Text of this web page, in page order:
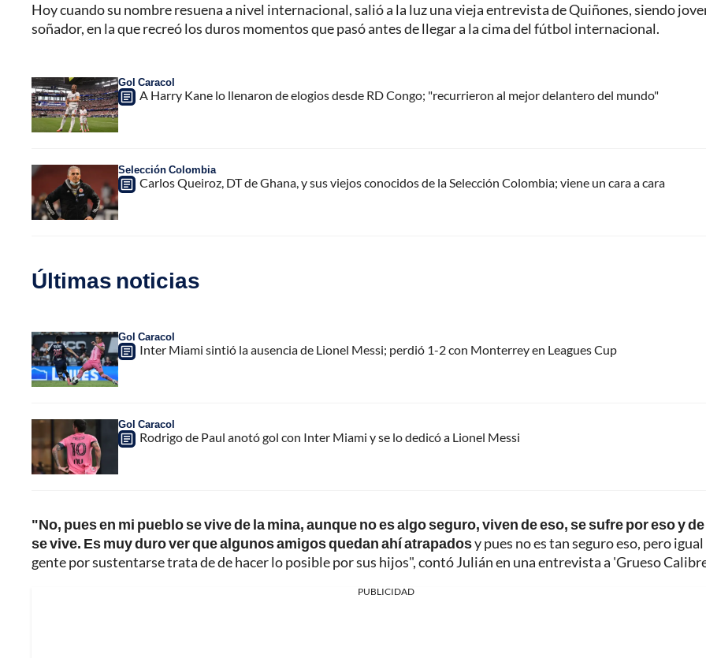
Hoy cuando su nombre resuena a nivel internacional, salió a la luz una vieja entrevista de Quiñones, siendo
soñador, en la que recreó los duros momentos que pasó antes de llegar a la cima del fútbol internacional.
Gol Caracol
A Harry Kane lo llenaron de elogios desde RD Congo; "recurrieron al mejor delantero del mundo"
Selección Colombia
Carlos Queiroz, DT de Ghana, y sus viejos conocidos de la Selección Colombia; viene un cara a cara
Últimas noticias
Gol Caracol
Inter Miami sintió la ausencia de Lionel Messi; perdió 1-2 con Monterrey en Leagues Cup
Gol Caracol
Rodrigo de Paul anotó gol con Inter Miami y se lo dedicó a Lionel Messi
"No, pues en mi pueblo se vive de la mina, aunque no es algo seguro, viven de eso, se sufre por eso y
se vive. Es muy duro ver que algunos amigos quedan ahí atrapadosy pues no es tan seguro eso, pero
gente por sustentarse trata de de hacer lo posible por sus hijos", contó Julián en una entrevista a 'Grueso
PUBLICIDAD